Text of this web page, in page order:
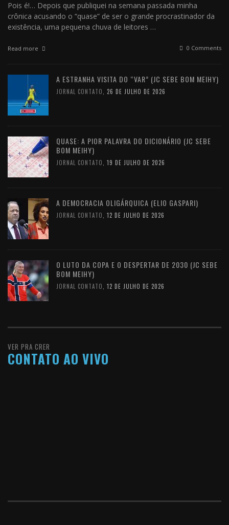
Pois é!… Depois que publiquei na semana passada minha
crônica acusando o “quase” de ser o grande procrastinador da
existência, uma pequena chuva de leitores …
Read more 0 Comments
A ESTRANHA VISITA DO “VAR” (JC SEBE BOM MEIHY)
JORNAL CONTATO 26 DE JULHO DE 2026
QUASE: A PIOR PALAVRA DO DICIONÁRIO (JC SEBE
BOM MEIHY)
JORNAL CONTATO 19 DE JULHO DE 2026
A DEMOCRACIA OLIGÁRQUICA (ELIO GASPARI)
JORNAL CONTATO 12 DE JULHO DE 2026
O LUTO DA COPA E O DESPERTAR DE 2030 (JC SEBE
BOM MEIHY)
JORNAL CONTATO 12 DE JULHO DE 2026
VER PRA CRER
CONTATO AO VIVO